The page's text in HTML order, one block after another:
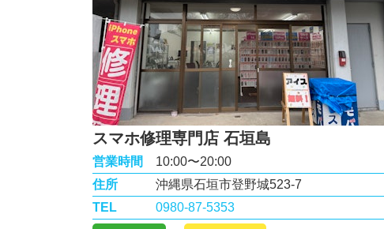
スマホ修理専門店 石垣島
営業時間
10:00〜20:00
住所
沖縄県石垣市登野城523-7
TEL
0980-87-5353